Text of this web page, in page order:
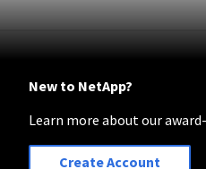
New to NetApp?
Learn more about our
Create Account